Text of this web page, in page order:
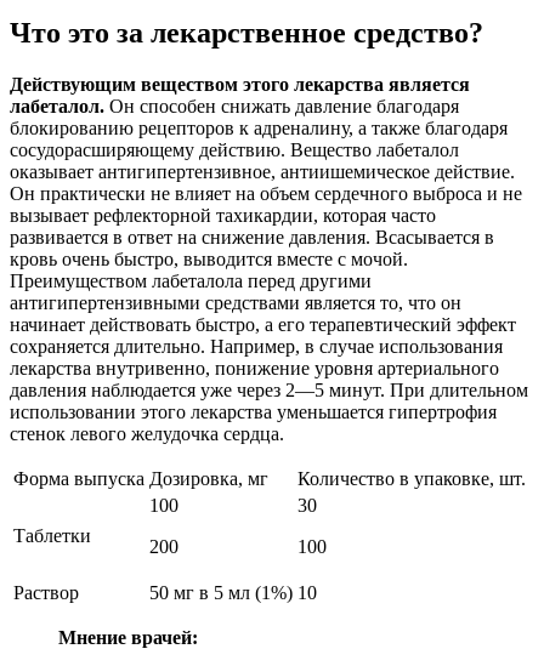
Что это за лекарственное средство?
Действующим веществом этого лекарства является
лабеталол. Он способен снижать давление благодаря
блокированию рецепторов к адреналину, а также благодаря
сосудорасширяющему действию. Вещество лабеталол
оказывает антигипертензивное, антиишемическое действие.
Он практически не влияет на объем сердечного выброса и не
вызывает рефлекторной тахикардии, которая часто
развивается в ответ на снижение давления. Всасывается в
кровь очень быстро, выводится вместе с мочой.
Преимуществом лабеталола перед другими
антигипертензивными средствами является то, что он
начинает действовать быстро, а его терапевтический эффект
сохраняется длительно. Например, в случае использования
лекарства внутривенно, понижение уровня артериального
давления наблюдается уже через 2―5 минут. При длительном
использовании этого лекарства уменьшается гипертрофия
стенок левого желудочка сердца.
Форма выпуска Дозировка, мг Количество в упаковке, шт.
Таблетки
100
200
30
100
Раствор 50 мг в 5 мл (1%) 10
Мнение врачей: